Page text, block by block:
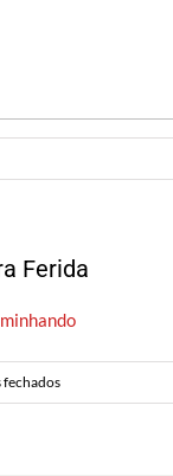
Ferida
em
Caminhando